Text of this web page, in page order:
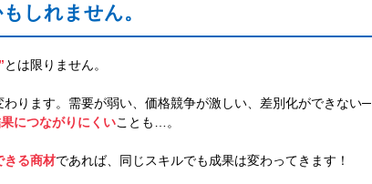
しれません。
とは限りません。
わります。需要が弱い、価格競争が激しい、差別化ができない─
につながりにくいことも…。
きる商材であれば、同じスキルでも成果は変わってきます！